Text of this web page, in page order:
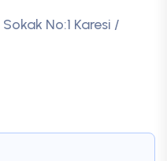
No:1 Karesi /